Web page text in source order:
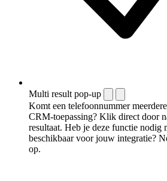
Multi result pop-up
Komt een telefoonnummer
CRM-toepassing? Klik direct door
resultaat. Heb je deze functie nodig
beschikbaar voor jouw integratie?
op.